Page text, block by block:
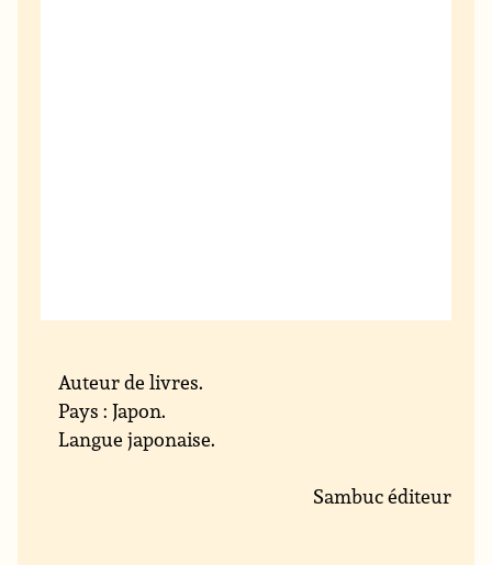
Auteur de livres.
Pays : Japon.
Langue japonaise.
Sambuc éditeur